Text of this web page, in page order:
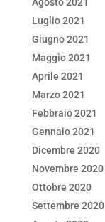
Luglio 2021
Giugno 2021
Maggio 2021
Aprile 2021
Marzo 2021
Febbraio 2021
Gennaio 2021
Dicembre 2020
Novembre 2020
Ottobre 2020
Settembre 2020